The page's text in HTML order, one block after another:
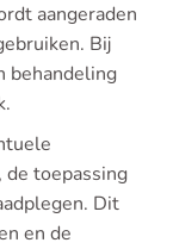
aangeraden
Bij
behandeling
toepassing
Dit
en de